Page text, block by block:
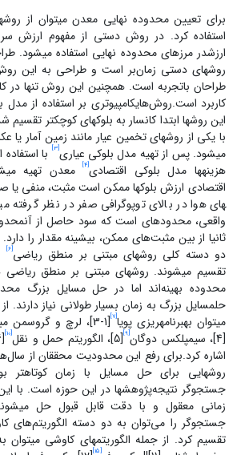
برای تعیین محدوده‌ نهایی معدن می­توان از
استفاده کرد. در روش دستی از مفهوم ارزش
ارزشدر مرزهای محدوده‌ نهایی استفاده می­شود.
روش­های دستی زما‌ن‌بر است و طراحی به این
طراحان باتجربه است. همچنین این روش تنها در
کاربرد است.روش‌هایکامپیوتری بر استفاده از
این روش­ها ابتدا کانسار به بلوک­های کوچک­تر تقسیم
با یکی از روش­های تخمین عیار مانند زمین آمار
می­شود. پس از تهیه­ مدل بلوکی عیاری[3]
با
هزینه­ها مدل بلوکی اقتصادی[4] معدن تهیه
اقتصادی ارزش بلوک­ها ممکن است مثبت، منفی یا
های هوا در بالای توپوگرافی صفر در نظر گرفته
واقعی، محدوده­ای است که سود حاصل از
ثانیا از بین مثبت‌های ممکن، بیشینه مقدار را
دو دسته کلی روش­های مبتنی بر منطق ریاضی[6]
تقسیم می­شوند. روش­های مبتنی بر منطق ریاضی
محدوده‌ بهینه‌اند اما در حل مسایل بزرگ
حلمسایل بزرگ به زمان بسیار طولانی نیاز دارند.
می­توان بهبرنامهریزی پویا[7] [1-3]، لرچ و گروسمن مبتنی بر نظریه‌ گراف
[4]، سیمپلکس دوگان [9] [5]، الگوریتم حمل و نقل [10] [6] و جریان شبکه
اشاره کرد.برای رفع این محدودیت محققان از
روش­هایی برای حل مسایل با زمان کوتاه­تر
جستجوگر نتیجه‌پژوهش­ها در این حوزه است. با این
جستجوگر را می‌توان به دو دسته‌ الگوریتم‌های
تقسیم کرد. از جمله الگوریتم­های کاوشی می­توان
[15]